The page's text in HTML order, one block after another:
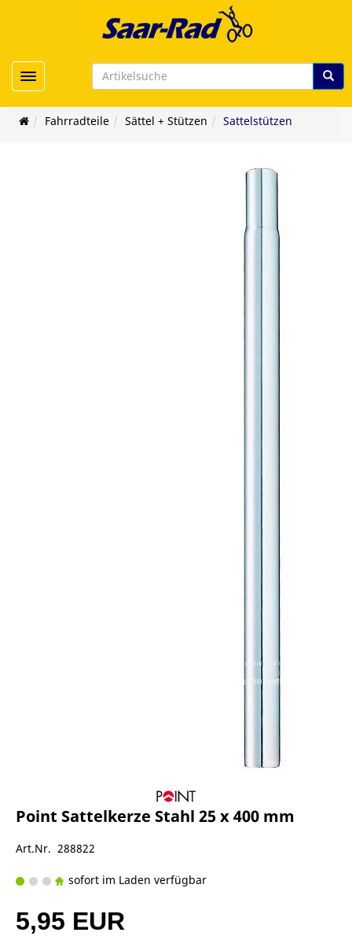
Toggle navigation
Fahrradteile Sättel + Stützen Sattelstützen
Point Sattelkerze Stahl 25 x 400 mm
Art.Nr. 288822
sofort im Laden verfügbar
5,95 EUR